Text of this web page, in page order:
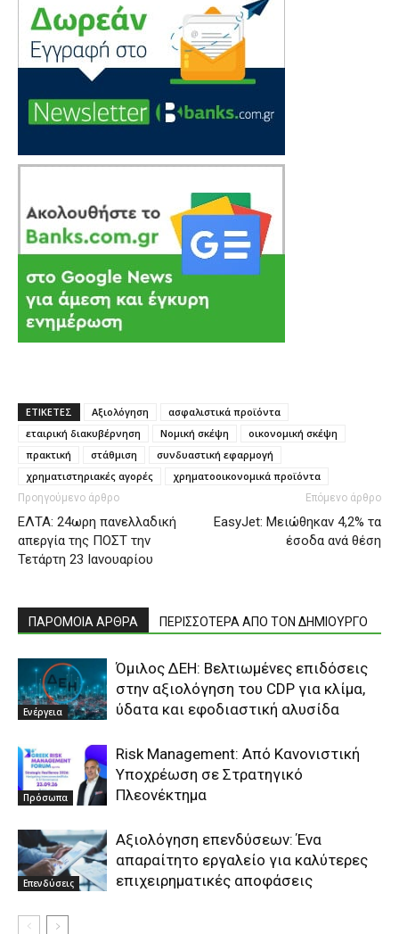
ΕΤΙΚΕΤΕΣ Αξιολόγηση
ασφαλιστικά προϊόντα
εταιρική διακυβέρνηση
Νομική σκέψη
οικονομική σκέψη
πρακτική
στάθμιση
συνδυαστική εφαρμογή
χρηματιστηριακές αγορές
χρηματοοικονομικά προϊόντα
Προηγούμενο άρθρο
ΕΛΤΑ: 24ωρη πανελλαδική
απεργία της ΠΟΣΤ την
Τετάρτη 23 Ιανουαρίου
Επόμενο άρθρο
EasyJet: Μειώθηκαν 4,2% τα
έσοδα ανά θέση
ΠΑΡΟΜΟΙΑ ΑΡΘΡΑ ΠΕΡΙΣΣΟΤΕΡΑ ΑΠΟ ΤΟΝ ΔΗΜΙΟΥΡΓΟ
Ενέργεια
Όμιλος ΔΕΗ: Βελτιωμένες επιδόσεις
στην αξιολόγηση του CDP για κλίμα,
ύδατα και εφοδιαστική αλυσίδα
Πρόσωπα
Risk Management: Από Κανονιστική
Υποχρέωση σε Στρατηγικό
Πλεονέκτημα
Επενδύσεις
Αξιολόγηση επενδύσεων: Ένα
απαραίτητο εργαλείο για καλύτερες
επιχειρηματικές αποφάσεις